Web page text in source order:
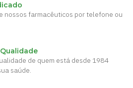
nossos farmacêuticos por telefone ou
de quem está desde 1984
saúde.